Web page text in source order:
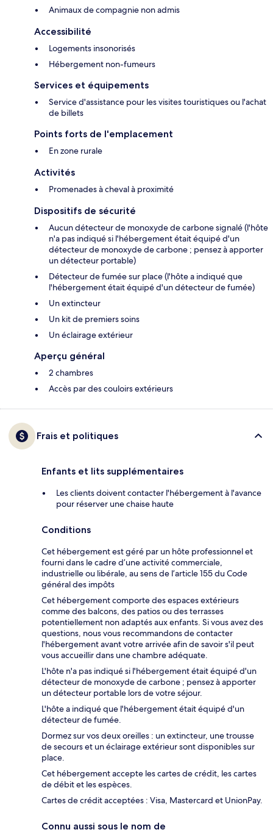
Animaux de compagnie non admis
Accessibilité
Logements insonorisés
Hébergement non-fumeurs
Services et équipements
Service d'assistance pour les visites touristiques ou l'achat
de billets
Points forts de l'emplacement
En zone rurale
Activités
Promenades à cheval à proximité
Dispositifs de sécurité
Aucun détecteur de monoxyde de carbone signalé (l'hôte
n'a pas indiqué si l'hébergement était équipé d'un
détecteur de monoxyde de carbone ; pensez à apporter
un détecteur portable)
Détecteur de fumée sur place (l'hôte a indiqué que
l'hébergement était équipé d'un détecteur de fumée)
Un extincteur
Un kit de premiers soins
Un éclairage extérieur
Aperçu général
2 chambres
Accès par des couloirs extérieurs
Frais et politiques
Enfants et lits supplémentaires
Les clients doivent contacter l'hébergement à l'avance
pour réserver une chaise haute
Conditions
Cet hébergement est géré par un hôte professionnel et
fourni dans le cadre d’une activité commerciale,
industrielle ou libérale, au sens de l’article 155 du Code
général des impôts
Cet hébergement comporte des espaces extérieurs
comme des balcons, des patios ou des terrasses
potentiellement non adaptés aux enfants. Si vous avez des
questions, nous vous recommandons de contacter
l'hébergement avant votre arrivée afin de savoir s'il peut
vous accueillir dans une chambre adéquate.
L'hôte n'a pas indiqué si l'hébergement était équipé d'un
détecteur de monoxyde de carbone ; pensez à apporter
un détecteur portable lors de votre séjour.
L'hôte a indiqué que l'hébergement était équipé d'un
détecteur de fumée.
Dormez sur vos deux oreilles : un extincteur, une trousse
de secours et un éclairage extérieur sont disponibles sur
place.
Cet hébergement accepte les cartes de crédit, les cartes
de débit et les espèces.
Cartes de crédit acceptées : Visa, Mastercard et UnionPay.
Connu aussi sous le nom de